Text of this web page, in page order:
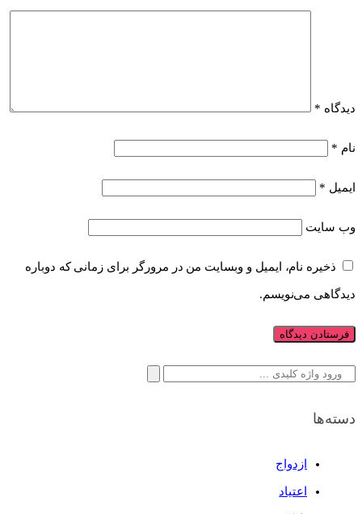
دیدگاه *
نام *
ایمیل *
وب‌ سایت
ذخیره نام، ایمیل و وبسایت من در مرورگر برای زمانی که دوباره
دیدگاهی می‌نویسم.
جستجو
دسته‌ها
ازدواج
اعتیاد